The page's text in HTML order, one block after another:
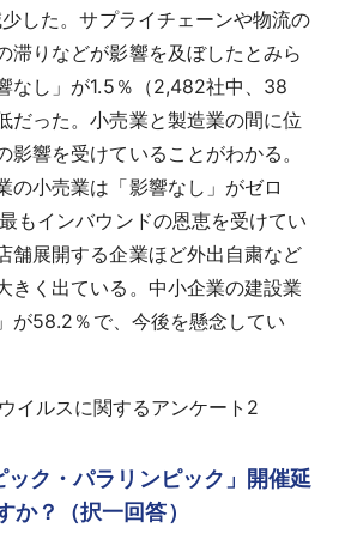
した。サプライチェーンや物流の
滞りなどが影響を及ぼしたとみら
なし」が1.5％（2,482社中、38
だった。小売業と製造業の間に位
影響を受けていることがわかる。
小売業は「影響なし」がゼロ
もインバウンドの恩恵を受けてい
舗展開する企業ほど外出自粛など
きく出ている。中小企業の建設業
が58.2％で、今後を懸念してい
ック・パラリンピック」開催延
か？（択一回答）